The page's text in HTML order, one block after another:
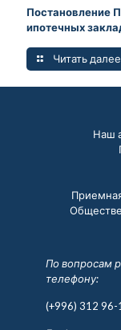
Постановление
ипотечных
Читать далее
Наш
По вопросам
телефону:
(+996) 312